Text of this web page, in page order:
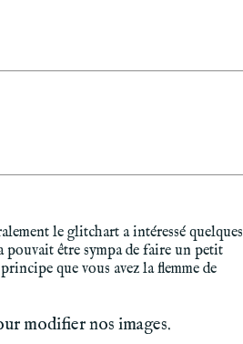
le glitchart a intéressé quelques
pouvait être sympa de faire un petit
que vous avez la flemme de
modifier nos images.